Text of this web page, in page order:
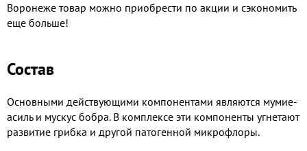
Воронеже товар можно приобрести по акции и сэкономить
еще больше!
Состав
Основными действующими компонентами являются мумие-
асиль и мускус бобра. В комплексе эти компоненты угнетают
развитие грибка и другой патогенной микрофлоры.